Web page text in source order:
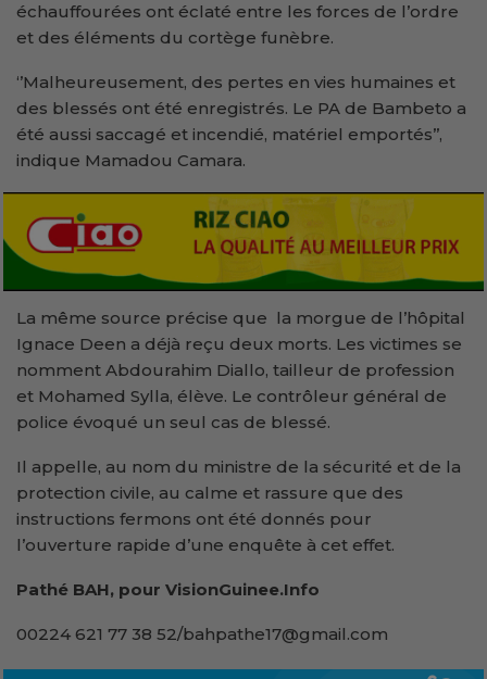
échauffourées ont éclaté entre les forces de l’ordre
et des éléments du cortège funèbre.
‘’Malheureusement, des pertes en vies humaines et
des blessés ont été enregistrés. Le PA de Bambeto a
été aussi saccagé et incendié, matériel emportés’’,
indique Mamadou Camara.
La même source précise que la morgue de l’hôpital
Ignace Deen a déjà reçu deux morts. Les victimes se
nomment Abdourahim Diallo, tailleur de profession
et Mohamed Sylla, élève. Le contrôleur général de
police évoqué un seul cas de blessé.
Il appelle, au nom du ministre de la sécurité et de la
protection civile, au calme et rassure que des
instructions fermons ont été donnés pour
l’ouverture rapide d’une enquête à cet effet.
Pathé BAH, pour VisionGuinee.Info
00224 621 77 38 52/bahpathe17@gmail.com